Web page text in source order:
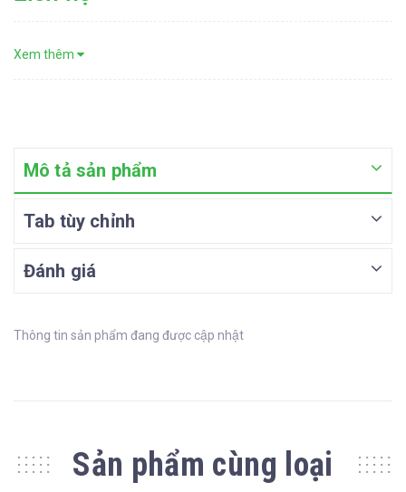
Xem thêm
Mô tả sản phẩm
Tab tùy chỉnh
Đánh giá
Thông tin sản phẩm đang được cập nhật
Sản phẩm cùng loại